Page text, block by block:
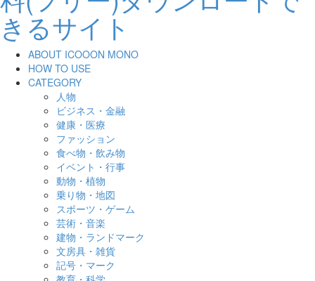
ABOUT ICOOON MONO
HOW TO USE
CATEGORY
人物
ビジネス・金融
健康・医療
ファッション
食べ物・飲み物
イベント・行事
動物・植物
乗り物・地図
スポーツ・ゲーム
芸術・音楽
建物・ランドマーク
文房具・雑貨
記号・マーク